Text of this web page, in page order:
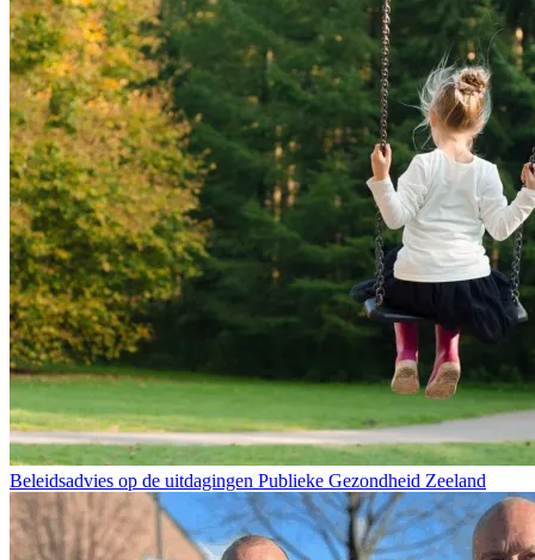
Beleidsadvies op de uitdagingen Publieke Gezondheid Zeeland